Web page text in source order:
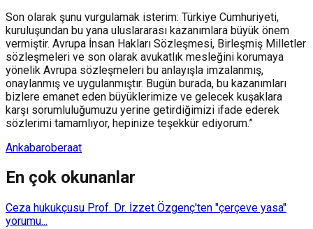
Son olarak şunu vurgulamak isterim: Türkiye Cumhuriyeti,
kuruluşundan bu yana uluslararası kazanımlara büyük önem
vermiştir. Avrupa İnsan Hakları Sözleşmesi, Birleşmiş Milletler
sözleşmeleri ve son olarak avukatlık mesleğini korumaya
yönelik Avrupa sözleşmeleri bu anlayışla imzalanmış,
onaylanmış ve uygulanmıştır. Bugün burada, bu kazanımları
bizlere emanet eden büyüklerimize ve gelecek kuşaklara
karşı sorumluluğumuzu yerine getirdiğimizi ifade ederek
sözlerimi tamamlıyor, hepinize teşekkür ediyorum.”
Ankabaroberaat
En çok okunanlar
Ceza hukukçusu Prof. Dr. İzzet Özgenç'ten "çerçeve yasa"
yorumu...